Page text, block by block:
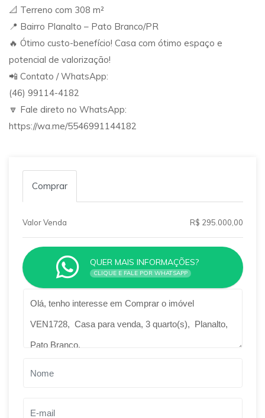
📐 Terreno com 308 m²
📍 Bairro Planalto – Pato Branco/PR
🔥 Ótimo custo-benefício! Casa com ótimo espaço e
potencial de valorização!
📲 Contato / WhatsApp:
(46) 99114-4182
🔽 Fale direto no WhatsApp:
https://wa.me/5546991144182
Comprar
Valor Venda R$ 295.000,00
QUER MAIS INFORMAÇÕES?
CLIQUE E FALE POR WHATSAPP